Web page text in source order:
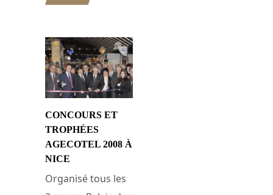
CONCOURS ET
TROPHÉES
AGECOTEL 2008 À
NICE
Organisé tous les